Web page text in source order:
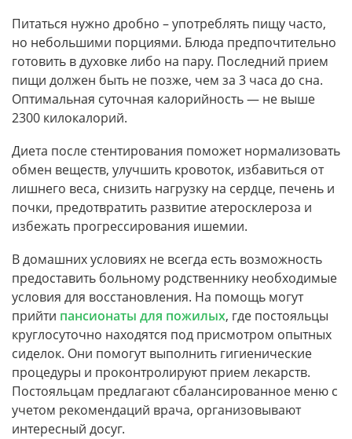
Питаться нужно дробно – употреблять пищу часто,
но небольшими порциями. Блюда предпочтительно
готовить в духовке либо на пару. Последний прием
пищи должен быть не позже, чем за 3 часа до сна.
Оптимальная суточная калорийность — не выше
2300 килокалорий.
Диета после стентирования поможет нормализовать
обмен веществ, улучшить кровоток, избавиться от
лишнего веса, снизить нагрузку на сердце, печень и
почки, предотвратить развитие атеросклероза и
избежать прогрессирования ишемии.
В домашних условиях не всегда есть возможность
предоставить больному родственнику необходимые
условия для восстановления. На помощь могут
прийти пансионаты для пожилых, где постояльцы
круглосуточно находятся под присмотром опытных
сиделок. Они помогут выполнить гигиенические
процедуры и проконтролируют прием лекарств.
Постояльцам предлагают сбалансированное меню с
учетом рекомендаций врача, организовывают
интересный досуг.